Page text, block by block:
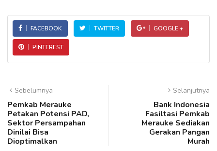
FACEBOOK TWITTER GOOGLE +
PINTEREST
Sebelumnya
Pemkab Merauke
Petakan Potensi PAD,
Sektor Persampahan
Dinilai Bisa
Dioptimalkan
Selanjutnya
Bank Indonesia
Fasiltasi Pemkab
Merauke Sediakan
Gerakan Pangan
Murah